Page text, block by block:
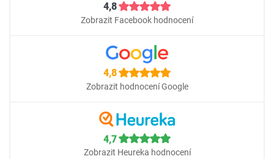
4,8
Zobrazit Facebook hodnocení
4,8
Zobrazit hodnocení Google
4,7
Zobrazit Heureka hodnocení